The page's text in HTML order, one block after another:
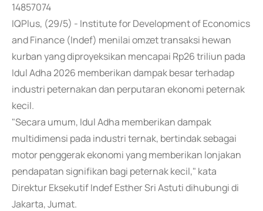
14857074
IQPlus, (29/5) - Institute for Development of Economics
and Finance (Indef) menilai omzet transaksi hewan
kurban yang diproyeksikan mencapai Rp26 triliun pada
Idul Adha 2026 memberikan dampak besar terhadap
industri peternakan dan perputaran ekonomi peternak
kecil.
"Secara umum, Idul Adha memberikan dampak
multidimensi pada industri ternak, bertindak sebagai
motor penggerak ekonomi yang memberikan lonjakan
pendapatan signifikan bagi peternak kecil," kata
Direktur Eksekutif Indef Esther Sri Astuti dihubungi di
Jakarta, Jumat.